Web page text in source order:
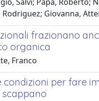
Giovanna,
frazionano
organica
Franco
condizioni per fare